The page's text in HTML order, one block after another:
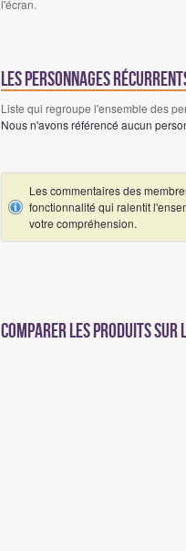
l'écran.
Les personnages
Liste qui regroupe l'ensemble des
Nous n'avons référencé aucun
Les commentaires des
fonctionnalité qui ralentit
votre compréhension.
Comparer les produits sur